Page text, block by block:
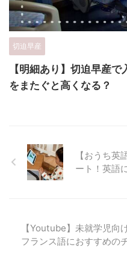
切迫早産
【明細あり】切迫早産
をまたぐと高くなる？
【おうち英
ート！英語
【Youtube】未就学児向
フランス語におすすめの